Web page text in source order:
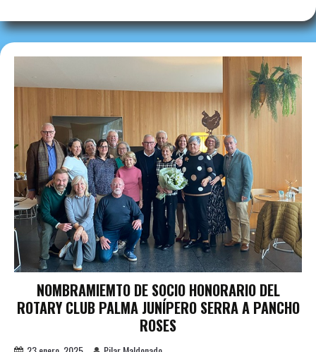
NOMBRAMIEMTO DE SOCIO HONORARIO DEL
ROTARY CLUB PALMA JUNÍPERO SERRA A PANCHO
ROSES